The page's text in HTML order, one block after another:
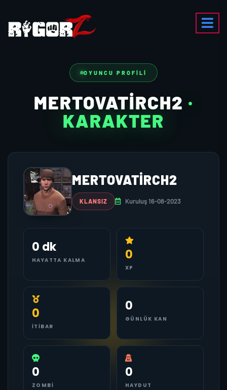
OYUNCU PROFILI
MERTOVATIRCH2 ·
KARAKTER
MERTOVATIRCH2
KLANSIZ Kuruluş 16-08-2023
0 dk
HAYATTA KALMA 0
XP
0
İTIBAR
0
GÜNLÜK KAN
0
ZOMBI
0
HAYDUT